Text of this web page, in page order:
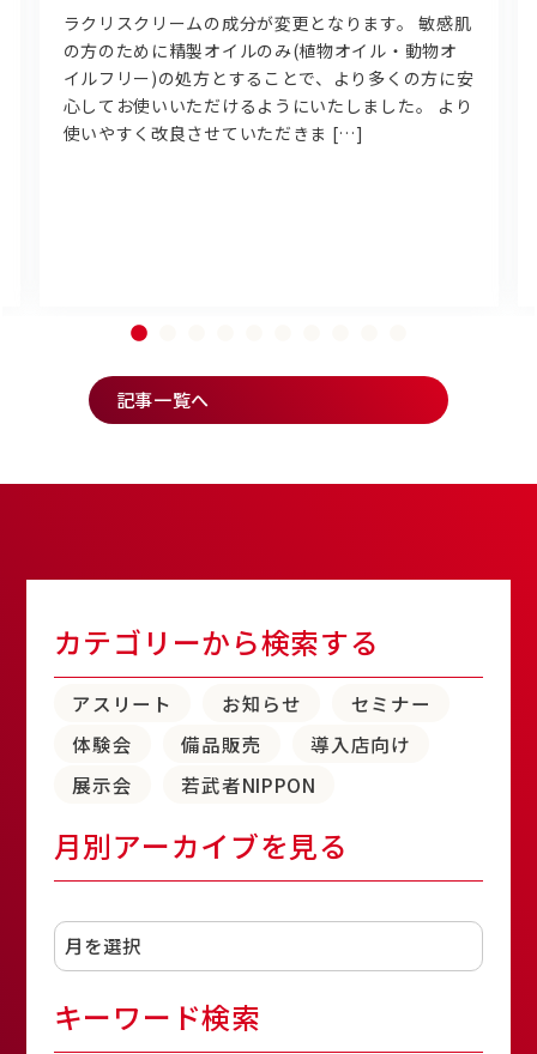
ラクリスクリームの成分が変更となります。 敏感肌
の方のために精製オイルのみ(植物オイル・動物オ
イルフリー)の処方とすることで、より多くの方に安
心してお使いいただけるようにいたしました。 より
使いやすく改良させていただきま […]
記事一覧へ
カテゴリーから検索する
アスリート お知らせ
セミナー
体験会
備品販売
導入店向け
展示会
若武者NIPPON
月別アーカイブを見る
キーワード検索